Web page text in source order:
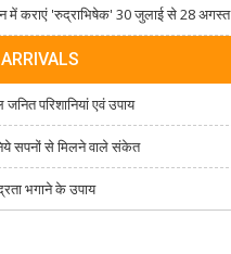
में कराएं 'रुद्राभिषेक' 30 जुलाई से 28 अगस्त
परिशानियां एवं उपाय
सपनों से मिलने वाले संकेत
भगाने के उपाय